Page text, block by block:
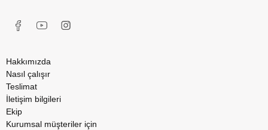
Hakkımızda
Nasıl çalışır
Teslimat
İletişim bilgileri
Ekip
Kurumsal müşteriler için